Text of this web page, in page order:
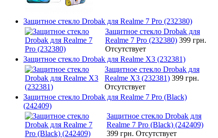
Защитное стекло Drobak для Realme 7 Pro (232380)
Защитное стекло Drobak для
Realme 7 Pro (232380) 399 грн.
Отсутствует
Защитное стекло Drobak для Realme X3 (232381)
Защитное стекло Drobak для
Realme X3 (232381) 399 грн.
Отсутствует
Защитное стекло Drobak для Realme 7 Pro (Black)
(242409)
Защитное стекло Drobak для
Realme 7 Pro (Black) (242409)
399 грн. Отсутствует